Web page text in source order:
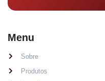
Menu
Sobre
Produtos